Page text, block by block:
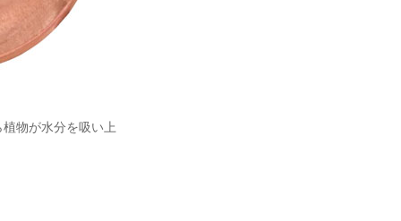
物が水分を吸い上